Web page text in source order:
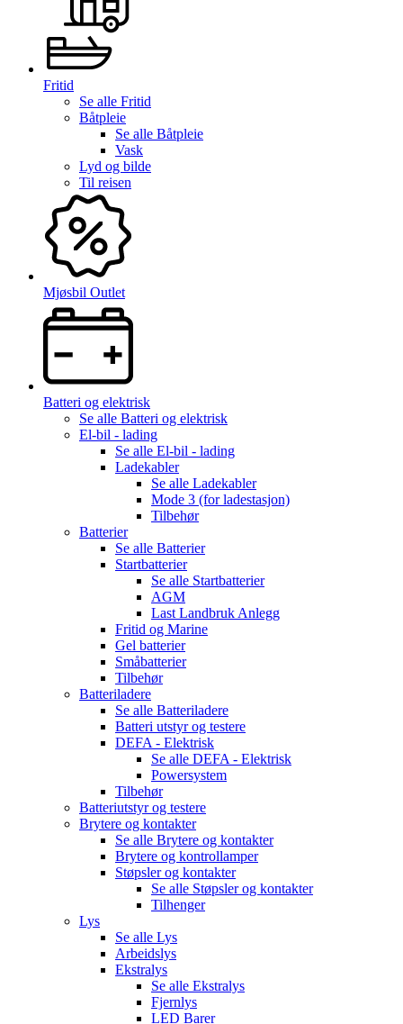
Fritid
Se alle Fritid
Båtpleie
Se alle Båtpleie
Vask
Lyd og bilde
Til reisen
Mjøsbil Outlet
Batteri og elektrisk
Se alle Batteri og elektrisk
El-bil - lading
Se alle El-bil - lading
Ladekabler
Se alle Ladekabler
Mode 3 (for ladestasjon)
Tilbehør
Batterier
Se alle Batterier
Startbatterier
Se alle Startbatterier
AGM
Last Landbruk Anlegg
Fritid og Marine
Gel batterier
Småbatterier
Tilbehør
Batteriladere
Se alle Batteriladere
Batteri utstyr og testere
DEFA - Elektrisk
Se alle DEFA - Elektrisk
Powersystem
Tilbehør
Batteriutstyr og testere
Brytere og kontakter
Se alle Brytere og kontakter
Brytere og kontrollamper
Støpsler og kontakter
Se alle Støpsler og kontakter
Tilhenger
Lys
Se alle Lys
Arbeidslys
Ekstralys
Se alle Ekstralys
Fjernlys
LED Barer